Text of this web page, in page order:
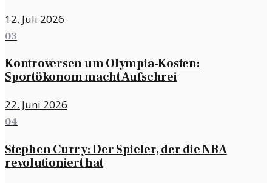
12. Juli 2026
03
Kontroversen um Olympia-Kosten:
Sportökonom macht Aufschrei
22. Juni 2026
04
Stephen Curry: Der Spieler, der die NBA
revolutioniert hat